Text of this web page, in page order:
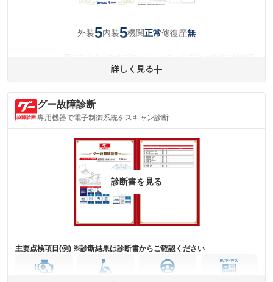
外装5内装5機関正常修復歴無
みですが、 小さなキズやヘコミが残っている場合もありま
内装
(内装状態)
気になる汚れ等がない綺麗な室内を保っています。
主要機関に不具合はありません。
詳細は鑑定書をご確認ください。
※グー鑑定は保証サービスではございません。購入時は必ず現車をご確認
および表示項目が異なる場合がございます。
す。車両情報等の詳細は各販売店へお問い合わせ下さい。
詳しく見る
グー故障診断
専用機器で電子制御系統をスキャン診断
診断書を見る
主要点検項目(例) ※診断結果は診断書からご確認ください